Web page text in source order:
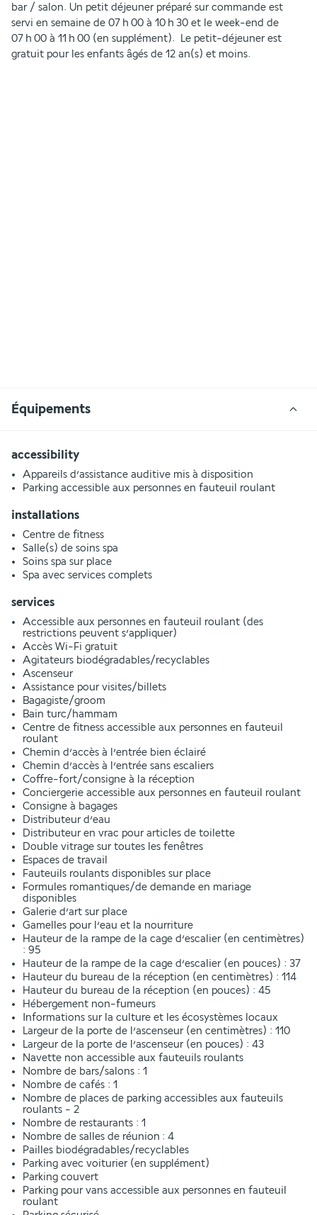
bar / salon. Un petit déjeuner préparé sur commande est
servi en semaine de 07 h 00 à 10 h 30 et le week-end de
07 h 00 à 11 h 00 (en supplément).  Le petit-déjeuner est
gratuit pour les enfants âgés de 12 an(s) et moins.
Équipements
accessibility
Appareils d’assistance auditive mis à disposition
Parking accessible aux personnes en fauteuil roulant
installations
Centre de fitness
Salle(s) de soins spa
Soins spa sur place
Spa avec services complets
services
Accessible aux personnes en fauteuil roulant (des
restrictions peuvent s’appliquer)
Accès Wi-Fi gratuit
Agitateurs biodégradables/recyclables
Ascenseur
Assistance pour visites/billets
Bagagiste/groom
Bain turc/hammam
Centre de fitness accessible aux personnes en fauteuil
roulant
Chemin d’accès à l’entrée bien éclairé
Chemin d’accès à l’entrée sans escaliers
Coffre-fort/consigne à la réception
Conciergerie accessible aux personnes en fauteuil roulant
Consigne à bagages
Distributeur d’eau
Distributeur en vrac pour articles de toilette
Double vitrage sur toutes les fenêtres
Espaces de travail
Fauteuils roulants disponibles sur place
Formules romantiques/de demande en mariage
disponibles
Galerie d’art sur place
Gamelles pour l’eau et la nourriture
Hauteur de la rampe de la cage d’escalier (en centimètres)
: 95
Hauteur de la rampe de la cage d’escalier (en pouces) : 37
Hauteur du bureau de la réception (en centimètres) : 114
Hauteur du bureau de la réception (en pouces) : 45
Hébergement non-fumeurs
Informations sur la culture et les écosystèmes locaux
Largeur de la porte de l’ascenseur (en centimètres) : 110
Largeur de la porte de l’ascenseur (en pouces) : 43
Navette non accessible aux fauteuils roulants
Nombre de bars/salons : 1
Nombre de cafés : 1
Nombre de places de parking accessibles aux fauteuils
roulants - 2
Nombre de restaurants : 1
Nombre de salles de réunion : 4
Pailles biodégradables/recyclables
Parking avec voiturier (en supplément)
Parking couvert
Parking pour vans accessible aux personnes en fauteuil
roulant